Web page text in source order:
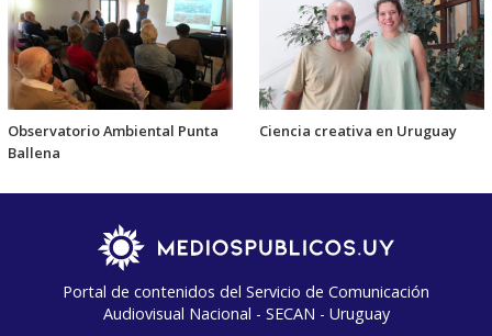
Observatorio Ambiental Punta
Ballena
Ciencia creativa en Uruguay
Portal de contenidos del Servicio de Comunicación
Audiovisual Nacional - SECAN - Uruguay